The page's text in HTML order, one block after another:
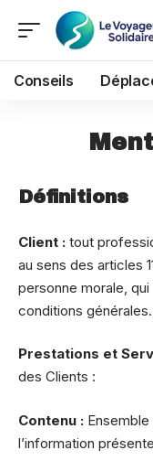
Conseils
Définitions
Client : tout
au sens des articles
personne morale,
conditions générales.
Prestations et
des Clients :
Contenu :
l’information